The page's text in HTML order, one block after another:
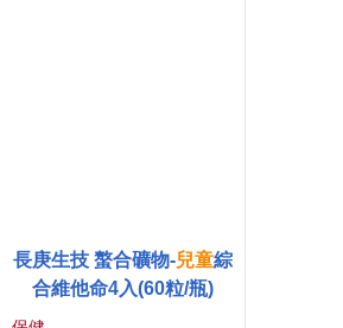
長庚生技 螯合礦物-兒童綜
合維他命4入(60粒/瓶)